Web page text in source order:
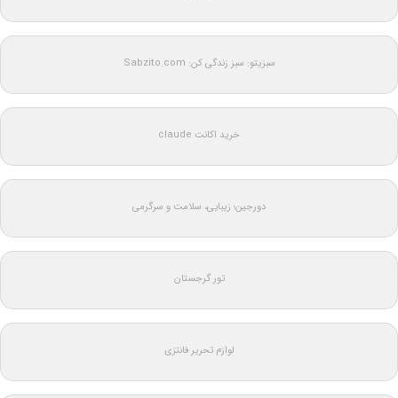
سبزیتو: سبز زندگی کن: Sabzito.com
خرید اکانت claude
دورجین؛ زیبایی، سلامت و سرگرمی
تور گرجستان
لوازم تحریر فانتزی